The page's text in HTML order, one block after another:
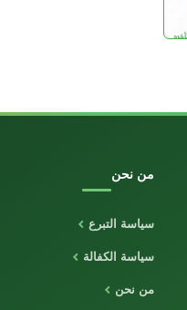
من نحن
سياسة التبرع
سياسة الكفالة
من نحن